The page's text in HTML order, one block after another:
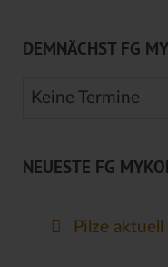
DEMNÄCHST FG
Keine Termine
NEUESTE FG
Pilze